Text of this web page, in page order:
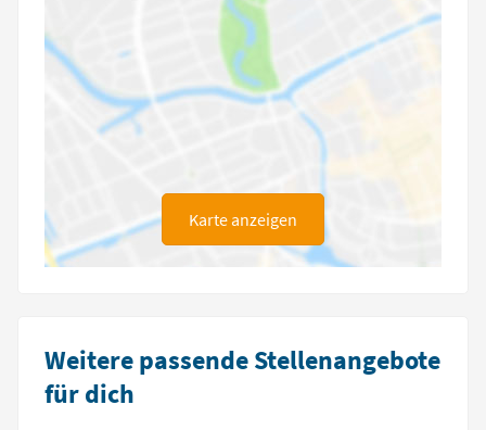
Karte anzeigen
Weitere passende Stellenangebote
für dich